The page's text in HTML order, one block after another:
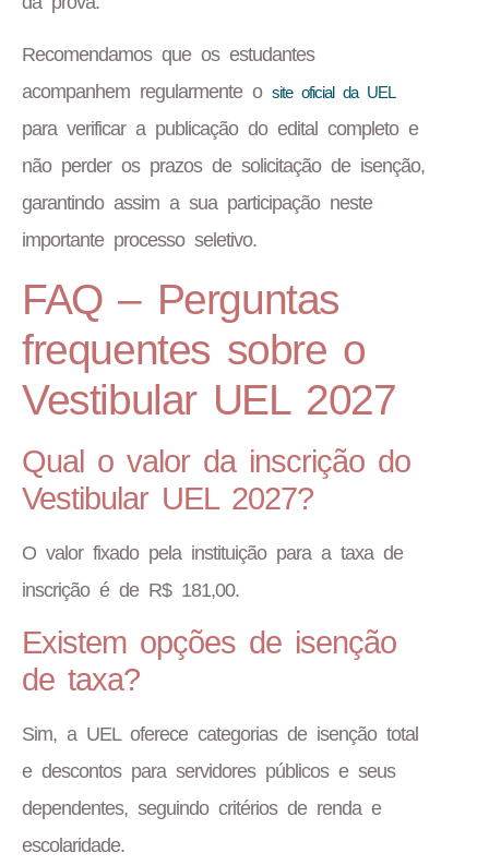
Recomendamos que os estudantes
acompanhem regularmente o site oficial da UEL
para verificar a publicação do edital completo e
não perder os prazos de solicitação de isenção,
garantindo assim a sua participação neste
importante processo seletivo.
FAQ – Perguntas
frequentes sobre o
Vestibular UEL 2027
Qual o valor da inscrição do
Vestibular UEL 2027?
O valor fixado pela instituição para a taxa de
inscrição é de R$ 181,00.
Existem opções de isenção
de taxa?
Sim, a UEL oferece categorias de isenção total
e descontos para servidores públicos e seus
dependentes, seguindo critérios de renda e
escolaridade.